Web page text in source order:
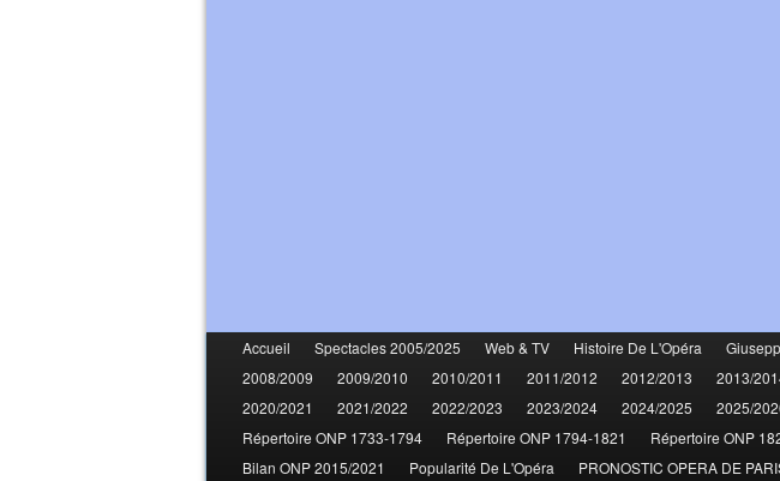
Accueil Spectacles 2005/2025 Web & TV Histoire De L'Opéra
2008/2009
2009/2010 2010/2011 2011/2012 2012/2013 2013/
2020/2021
2021/2022 2022/2023 2023/2024 2024/2025 2025/
Répertoire ONP 1733-1794
Répertoire ONP 1794-1821 Répertoire ONP
Bilan ONP 2015/2021
Popularité De L'Opéra PRONOSTIC OPERA DE